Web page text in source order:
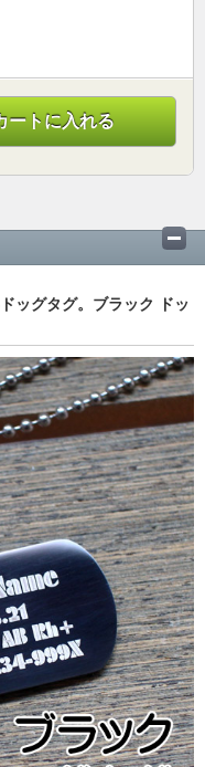
ートに入れる
ッグタグ。ブラック ドッ